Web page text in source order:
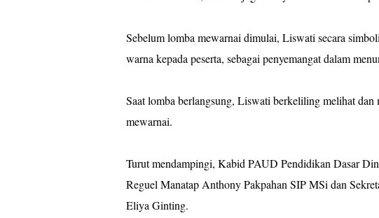
Sebelum lomba mewarnai dimulai, Liswati secara
warna kepada peserta, sebagai penyemangat dalam
Saat lomba berlangsung, Liswati berkeliling melihat dan
mewarnai.
Turut mendampingi, Kabid PAUD Pendidikan Dasar
Reguel Manatap Anthony Pakpahan SIP MSi dan
Eliya Ginting.